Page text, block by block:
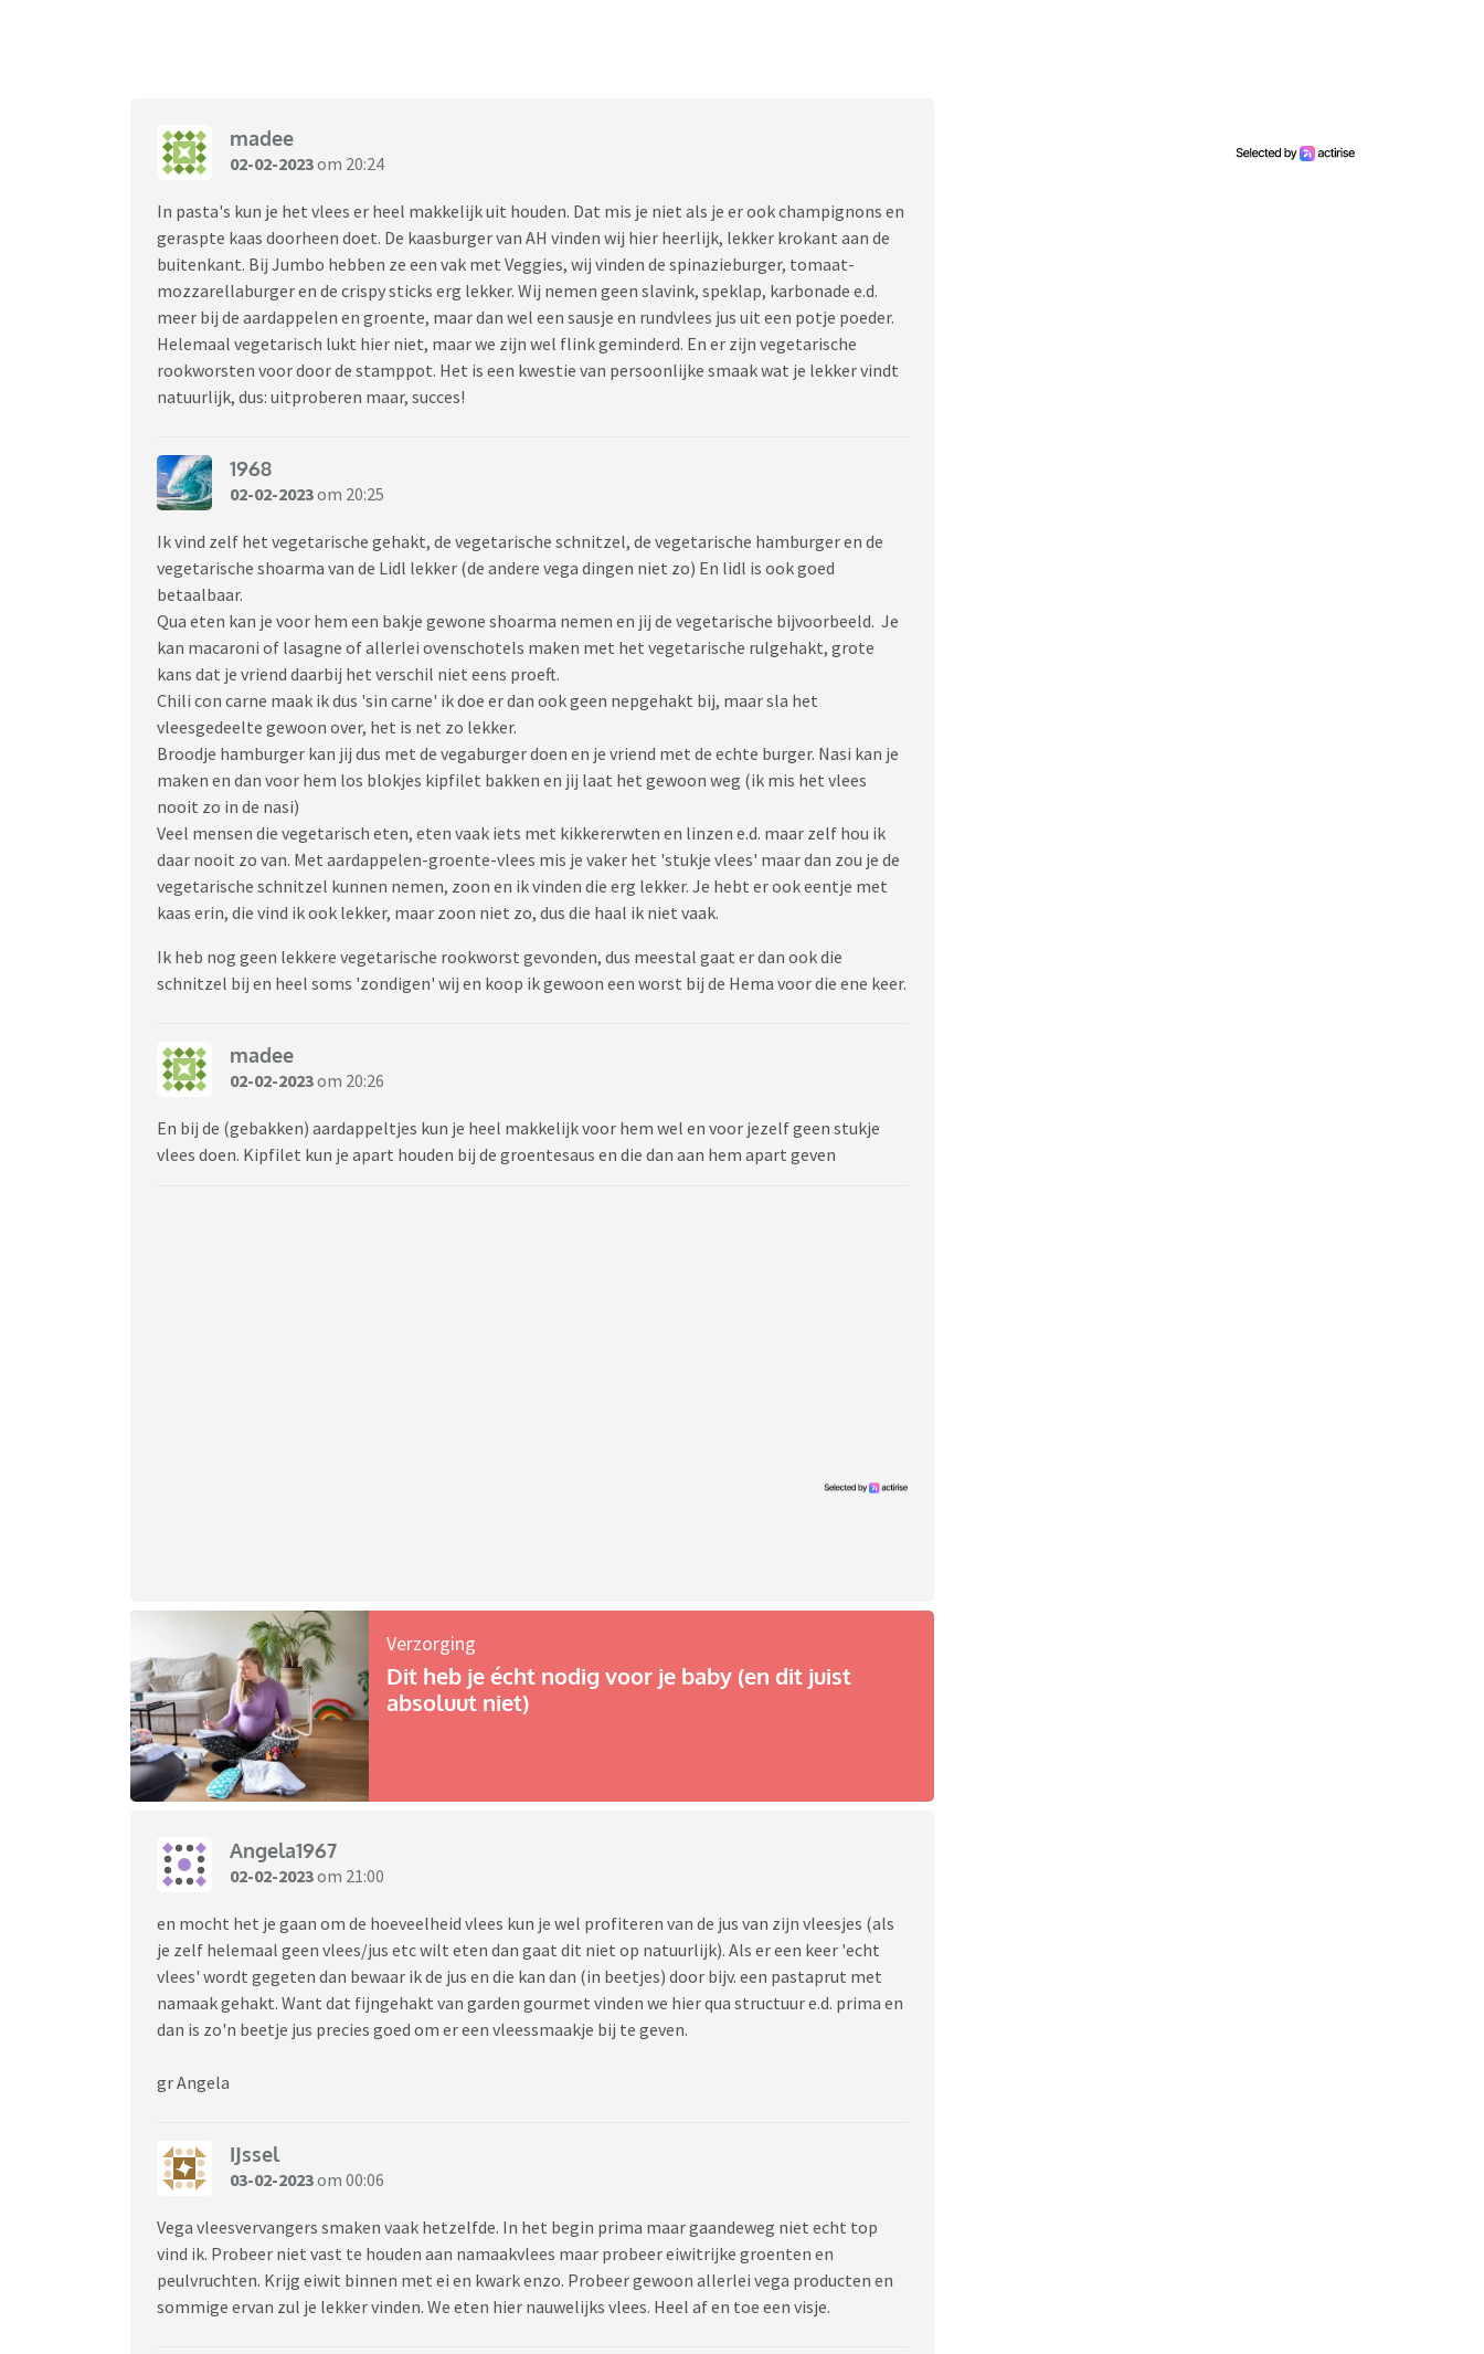
madee
02-02-2023om 20:24
In pasta's kun je het vlees er heel makkelijk uit houden. Dat mis je niet als je er ook champignons en
geraspte kaas doorheen doet. De kaasburger van AH vinden wij hier heerlijk, lekker krokant aan de
buitenkant. Bij Jumbo hebben ze een vak met Veggies, wij vinden de spinazieburger, tomaat-
mozzarellaburger en de crispy sticks erg lekker. Wij nemen geen slavink, speklap, karbonade e.d.
meer bij de aardappelen en groente, maar dan wel een sausje en rundvlees jus uit een potje poeder.
Helemaal vegetarisch lukt hier niet, maar we zijn wel flink geminderd. En er zijn vegetarische
rookworsten voor door de stamppot. Het is een kwestie van persoonlijke smaak wat je lekker vindt
natuurlijk, dus: uitproberen maar, succes!
1968
02-02-2023om 20:25
Ik vind zelf het vegetarische gehakt, de vegetarische schnitzel, de vegetarische hamburger en de
vegetarische shoarma van de Lidl lekker (de andere vega dingen niet zo) En lidl is ook goed
betaalbaar.
Qua eten kan je voor hem een bakje gewone shoarma nemen en jij de vegetarische bijvoorbeeld. Je
kan macaroni of lasagne of allerlei ovenschotels maken met het vegetarische rulgehakt, grote
kans dat je vriend daarbij het verschil niet eens proeft.
Chili con carne maak ik dus 'sin carne' ik doe er dan ook geen nepgehakt bij, maar sla het
vleesgedeelte gewoon over, het is net zo lekker.
Broodje hamburger kan jij dus met de vegaburger doen en je vriend met de echte burger. Nasi kan je
maken en dan voor hem los blokjes kipfilet bakken en jij laat het gewoon weg (ik mis het vlees
nooit zo in de nasi)
Veel mensen die vegetarisch eten, eten vaak iets met kikkererwten en linzen e.d. maar zelf hou ik
daar nooit zo van. Met aardappelen-groente-vlees mis je vaker het 'stukje vlees' maar dan zou je de
vegetarische schnitzel kunnen nemen, zoon en ik vinden die erg lekker. Je hebt er ook eentje met
kaas erin, die vind ik ook lekker, maar zoon niet zo, dus die haal ik niet vaak.
Ik heb nog geen lekkere vegetarische rookworst gevonden, dus meestal gaat er dan ook die
schnitzel bij en heel soms 'zondigen' wij en koop ik gewoon een worst bij de Hema voor die ene keer.
madee
02-02-2023om 20:26
En bij de (gebakken) aardappeltjes kun je heel makkelijk voor hem wel en voor jezelf geen stukje
vlees doen. Kipfilet kun je apart houden bij de groentesaus en die dan aan hem apart geven
Verzorging
Dit heb je écht nodig voor je baby (en dit juist
absoluut niet)
Angela1967
02-02-2023om 21:00
en mocht het je gaan om de hoeveelheid vlees kun je wel profiteren van de jus van zijn vleesjes (als
je zelf helemaal geen vlees/jus etc wilt eten dan gaat dit niet op natuurlijk). Als er een keer 'echt
vlees' wordt gegeten dan bewaar ik de jus en die kan dan (in beetjes) door bijv. een pastaprut met
namaak gehakt. Want dat fijngehakt van garden gourmet vinden we hier qua structuur e.d. prima en
dan is zo'n beetje jus precies goed om er een vleessmaakje bij te geven.
gr Angela
IJssel
03-02-2023om 00:06
Vega vleesvervangers smaken vaak hetzelfde. In het begin prima maar gaandeweg niet echt top
vind ik. Probeer niet vast te houden aan namaakvlees maar probeer eiwitrijke groenten en
peulvruchten. Krijg eiwit binnen met ei en kwark enzo. Probeer gewoon allerlei vega producten en
sommige ervan zul je lekker vinden. We eten hier nauwelijks vlees. Heel af en toe een visje.